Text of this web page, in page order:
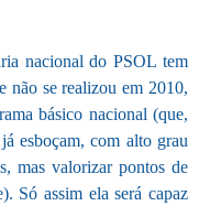
nacional do PSOL tem
não se realizou em 2010,
básico nacional (que,
esboçam, com alto grau
mas valorizar pontos de
Só assim ela será capaz